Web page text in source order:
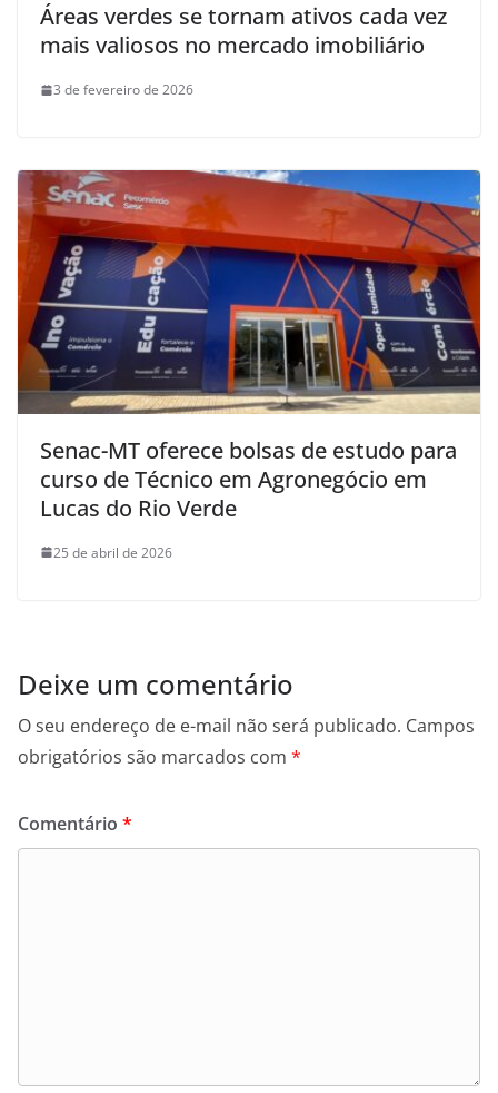
Áreas verdes se tornam ativos cada vez
mais valiosos no mercado imobiliário
3 de fevereiro de 2026
Senac-MT oferece bolsas de estudo para
curso de Técnico em Agronegócio em
Lucas do Rio Verde
25 de abril de 2026
Deixe um comentário
O seu endereço de e-mail não será publicado. Campos
obrigatórios são marcados com *
Comentário *